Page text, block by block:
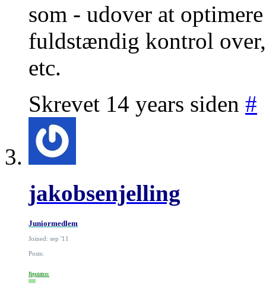
som - udover at
fuldstændig kontrol
etc.
Skrevet 14 years siden #
jakobsenjelling
Juniormedlem
Joined: sep '11
Posts:
Reputation: